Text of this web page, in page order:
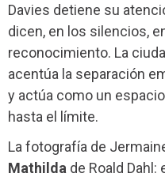
Davies detiene su
dicen, en los silencios,
reconocimiento. La
acentúa la separación
y actúa como un
hasta el límite.
La fotografía de
Mathilda de Roald